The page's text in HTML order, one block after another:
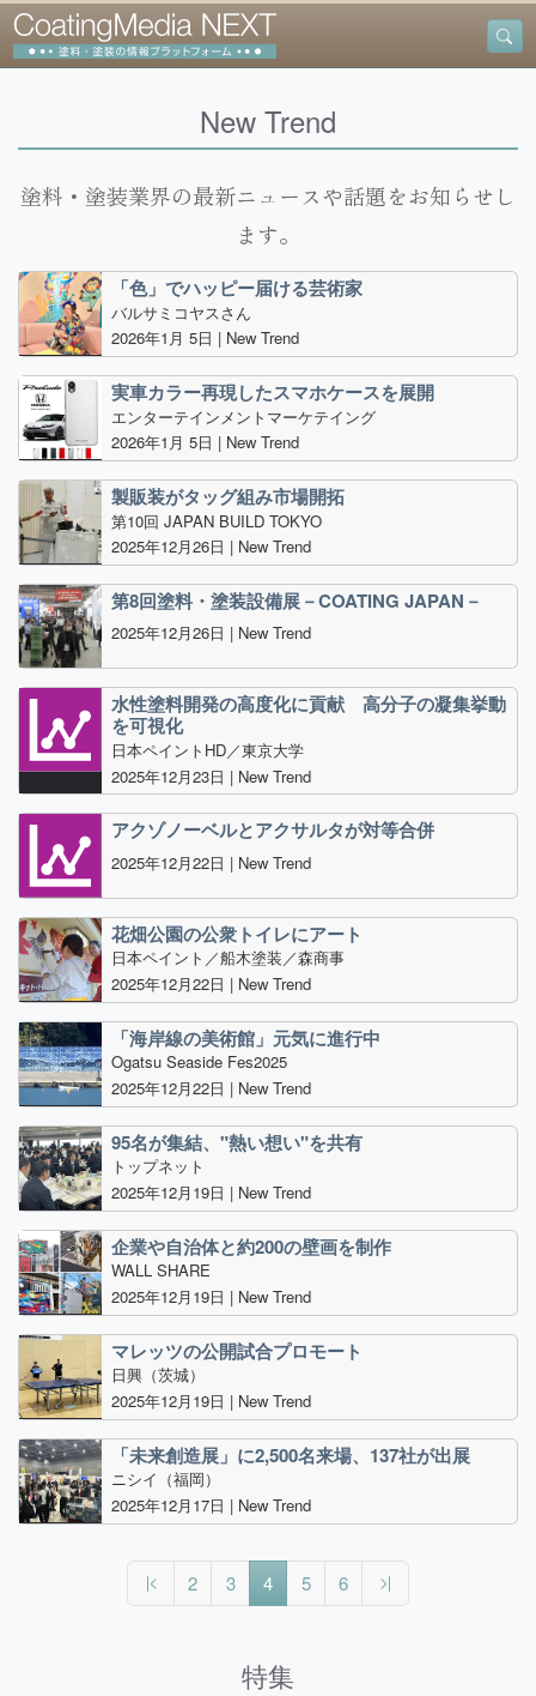
New Trend
塗料・塗装業界の最新ニュースや話題をお知らせし
ます。
「色」でハッピー届ける芸術家
バルサミコヤスさん
2026年1月 5日 | New Trend
実車カラー再現したスマホケースを展開
エンターテインメントマーケテイング
2026年1月 5日 | New Trend
製販装がタッグ組み市場開拓
第10回 JAPAN BUILD TOKYO
2025年12月26日 | New Trend
第8回塗料・塗装設備展－COATING JAPAN－
2025年12月26日 | New Trend
水性塗料開発の高度化に貢献 高分子の凝集挙動
を可視化
日本ペイントHD／東京大学
2025年12月23日 | New Trend
アクゾノーベルとアクサルタが対等合併
2025年12月22日 | New Trend
花畑公園の公衆トイレにアート
日本ペイント／船木塗装／森商事
2025年12月22日 | New Trend
「海岸線の美術館」元気に進行中
Ogatsu Seaside Fes2025
2025年12月22日 | New Trend
95名が集結、"熱い想い"を共有
トップネット
2025年12月19日 | New Trend
企業や自治体と約200の壁画を制作
WALL SHARE
2025年12月19日 | New Trend
マレッツの公開試合プロモート
日興（茨城）
2025年12月19日 | New Trend
「未来創造展」に2,500名来場、137社が出展
ニシイ（福岡）
2025年12月17日 | New Trend
2 3 4（現在のページ）
5 6
特集